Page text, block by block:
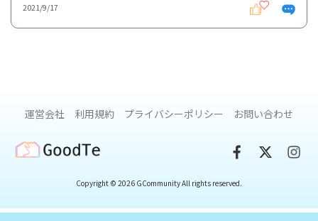
2021/9/17
運営会社 利用規約 プライバシーポリシー お問い合わせ
GoodTe
Copyright © 2026 GCommunity All rights reserved.